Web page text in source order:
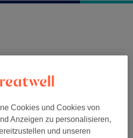
Cookies und Cookies von
Anzeigen zu personalisieren,
und unseren